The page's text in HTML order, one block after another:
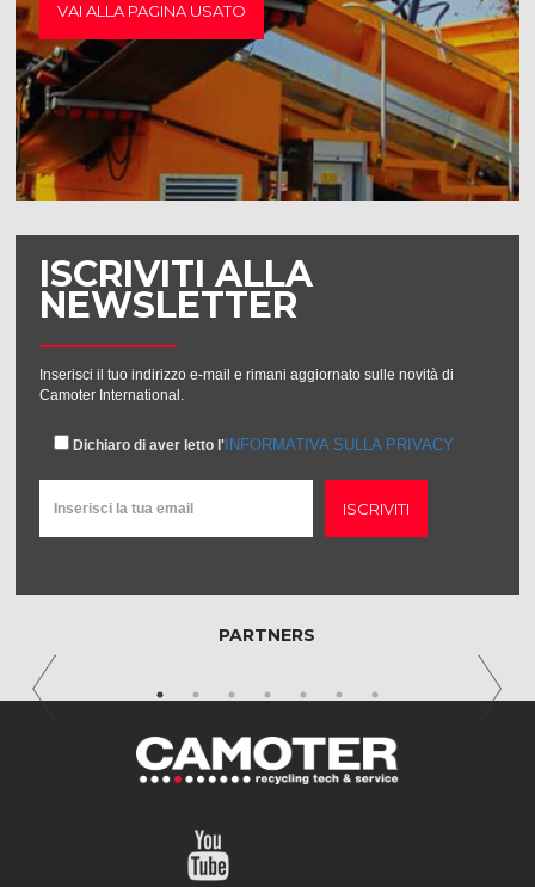
VAI ALLA PAGINA USATO
ISCRIVITI ALLA
NEWSLETTER
Inserisci il tuo indirizzo e-mail e rimani aggiornato sulle novità di
Camoter International.
Dichiaro di aver letto l' INFORMATIVA SULLA PRIVACY
ISCRIVITI
PARTNERS